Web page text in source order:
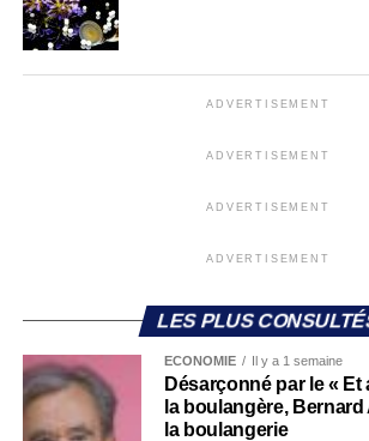
ADVERTISEMENT
ADVERTISEMENT
ADVERTISEMENT
ADVERTISEMENT
LES PLUS
ECONOMIE Il y a 1 semaine
Désarçonné par le « Et
la boulangère,
la boulangerie